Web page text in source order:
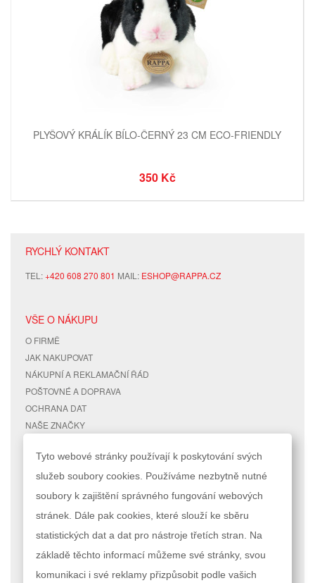
PLYŠOVÝ KRÁLÍK BÍLO-ČERNÝ 23 CM ECO-FRIENDLY
350 Kč
RYCHLÝ KONTAKT
TEL:+420 608 270 801 MAIL: ESHOP@RAPPA.CZ
VŠE O NÁKUPU
O FIRMĚ
JAK NAKUPOVAT
NÁKUPNÍ A REKLAMAČNÍ ŘÁD
POŠTOVNÉ A DOPRAVA
OCHRANA DAT
NAŠE ZNAČKY
RYCHLÉ ODKAZY
MAPA STRÁNEK
VYHLEDÁVANÉ TERMÍNY
POKROČILÉ VYHLEDÁVÁNÍ
ÚČET
MŮJ ÚČET
STAV OBJEDNÁVKY
Podle zákona o evidenci tržeb je prodávající povinen vystavit kupujícímu
účtenku. Zároveň je povinen zaevidovat přijatou tržbu u správce daně
Tyto webové stránky používají k poskytování svých
služeb soubory cookies. Používáme nezbytně nutné
soubory k zajištění správného fungování webových
stránek. Dále pak cookies, které slouží ke sběru
statistických dat a dat pro nástroje třetích stran. Na
základě těchto informací můžeme své stránky, svou
komunikaci i své reklamy přizpůsobit podle vašich